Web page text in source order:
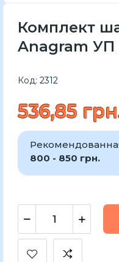
Комплект
Anagram УП
Код: 2312
536,85
800 - 850 грн.